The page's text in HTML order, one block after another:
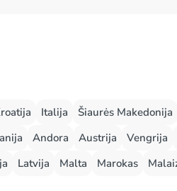
Italija Šiaurės Makedonija
Andora Austrija Vengrija
Latvija Malta Marokas